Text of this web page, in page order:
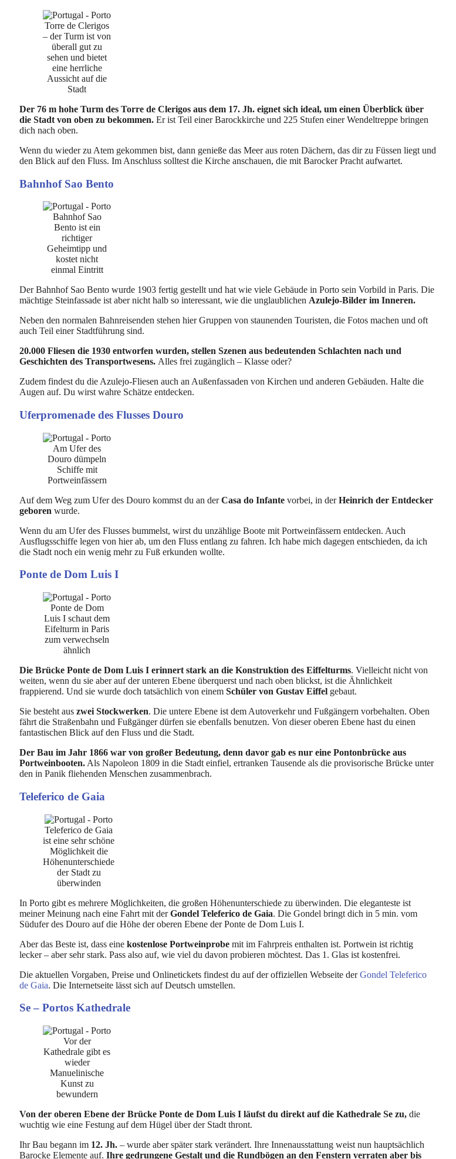
Torre de Clerigos
– der Turm ist von
überall gut zu
sehen und bietet
eine herrliche
Aussicht auf die
Stadt
Der 76 m hohe Turm des Torre de Clerigos aus dem 17. Jh. eignet sich ideal, um einen Überblick über
die Stadt von oben zu bekommen. Er ist Teil einer Barockkirche und 225 Stufen einer Wendeltreppe bringen
dich nach oben.
Wenn du wieder zu Atem gekommen bist, dann genieße das Meer aus roten Dächern, das dir zu Füssen liegt und
den Blick auf den Fluss. Im Anschluss solltest die Kirche anschauen, die mit Barocker Pracht aufwartet.
Bahnhof Sao Bento
Bahnhof Sao
Bento ist ein
richtiger
Geheimtipp und
kostet nicht
einmal Eintritt
Der Bahnhof Sao Bento wurde 1903 fertig gestellt und hat wie viele Gebäude in Porto sein Vorbild in Paris. Die
mächtige Steinfassade ist aber nicht halb so interessant, wie die unglaublichen Azulejo-Bilder im Inneren.
Neben den normalen Bahnreisenden stehen hier Gruppen von staunenden Touristen, die Fotos machen und oft
auch Teil einer Stadtführung sind.
20.000 Fliesen die 1930 entworfen wurden, stellen Szenen aus bedeutenden Schlachten nach und
Geschichten des Transportwesens. Alles frei zugänglich – Klasse oder?
Zudem findest du die Azulejo-Fliesen auch an Außenfassaden von Kirchen und anderen Gebäuden. Halte die
Augen auf. Du wirst wahre Schätze entdecken.
Uferpromenade des Flusses Douro
Am Ufer des
Douro dümpeln
Schiffe mit
Portweinfässern
Auf dem Weg zum Ufer des Douro kommst du an derCasa do Infante vorbei, in derHeinrich der Entdecker
geboren wurde.
Wenn du am Ufer des Flusses bummelst, wirst du unzählige Boote mit Portweinfässern entdecken. Auch
Ausflugsschiffe legen von hier ab, um den Fluss entlang zu fahren. Ich habe mich dagegen entschieden, da ich
die Stadt noch ein wenig mehr zu Fuß erkunden wollte.
Ponte de Dom Luis I
Ponte de Dom
Luis I schaut dem
Eifelturm in Paris
zum verwechseln
ähnlich
Die Brücke Ponte de Dom Luis I erinnert stark an die Konstruktion des Eiffelturms. Vielleicht nicht von
weiten, wenn du sie aber auf der unteren Ebene überquerst und nach oben blickst, ist die Ähnlichkeit
frappierend. Und sie wurde doch tatsächlich von einem Schüler von Gustav Eiffel gebaut.
Sie besteht aus zwei Stockwerken. Die untere Ebene ist dem Autoverkehr und Fußgängern vorbehalten. Oben
fährt die Straßenbahn und Fußgänger dürfen sie ebenfalls benutzen. Von dieser oberen Ebene hast du einen
fantastischen Blick auf den Fluss und die Stadt.
Der Bau im Jahr 1866 war von großer Bedeutung, denn davor gab es nur eine Pontonbrücke aus
Portweinbooten. Als Napoleon 1809 in die Stadt einfiel, ertranken Tausende als die provisorische Brücke unter
den in Panik fliehenden Menschen zusammenbrach.
Teleferico de Gaia
Teleferico de Gaia
ist eine sehr schöne
Möglichkeit die
Höhenunterschiede
der Stadt zu
überwinden
In Porto gibt es mehrere Möglichkeiten, die großen Höhenunterschiede zu überwinden. Die eleganteste ist
meiner Meinung nach eine Fahrt mit derGondel Teleferico de Gaia. Die Gondel bringt dich in 5 min. vom
Südufer des Douro auf die Höhe der oberen Ebene der Ponte de Dom Luis I.
Aber das Beste ist, dass eine kostenlose Portweinprobe mit im Fahrpreis enthalten ist. Portwein ist richtig
lecker – aber sehr stark. Pass also auf, wie viel du davon probieren möchtest. Das 1. Glas ist kostenfrei.
Die aktuellen Vorgaben, Preise und Onlinetickets findest du auf der offiziellen Webseite derGondel Teleferico
de Gaia. Die Internetseite lässt sich auf Deutsch umstellen.
Se – Portos Kathedrale
Vor der
Kathedrale gibt es
wieder
Manuelinische
Kunst zu
bewundern
Von der oberen Ebene der Brücke Ponte de Dom Luis I läufst du direkt auf die Kathedrale Se zu, die
wuchtig wie eine Festung auf dem Hügel über der Stadt thront.
Ihr Bau begann im 12. Jh. – wurde aber später stark verändert. Ihre Innenausstattung weist nun hauptsächlich
Barocke Elemente auf. Ihre gedrungene Gestalt und die Rundbögen an den Fenstern verraten aber bis